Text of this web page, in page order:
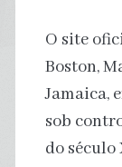
O site
Boston,
Jamaica,
sob
do século